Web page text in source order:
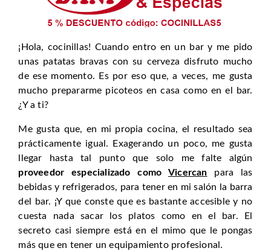
¡Hola, cocinillas! Cuando entro en un bar y me pido
unas patatas bravas con su cerveza disfruto mucho
de ese momento. Es por eso que, a veces, me gusta
mucho prepararme picoteos en casa como en el bar.
¿Y a ti?
Me gusta que, en mi propia cocina, el resultado sea
prácticamente igual. Exagerando un poco, me gusta
llegar hasta tal punto que solo me falte algún
proveedor especializado como Vicercan para las
bebidas y refrigerados, para tener en mi salón la barra
del bar. ¡Y que conste que es bastante accesible y no
cuesta nada sacar los platos como en el bar. El
secreto casi siempre está en el mimo que le pongas
más que en tener un equipamiento profesional.